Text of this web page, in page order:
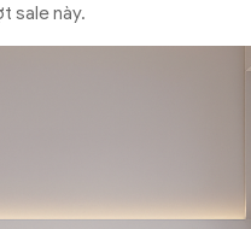
sale này.